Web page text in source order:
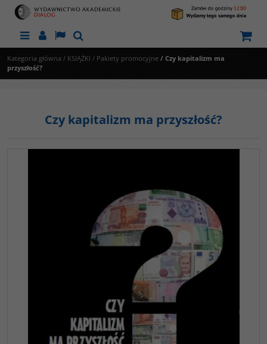
MenuPanelLangSzukaj
Kategoria główna / KSIĄŻKI / Pakiety promocyjne / Czy kapitalizm ma
przyszłość?
Czy kapitalizm ma przyszłość?